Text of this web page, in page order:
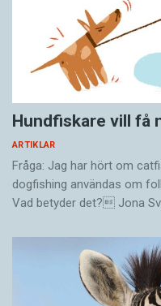
Hundfiskare vill få
ARTIKLAR
Fråga: Jag har hört om
dogfishing användas om
Vad betyder det? Jona